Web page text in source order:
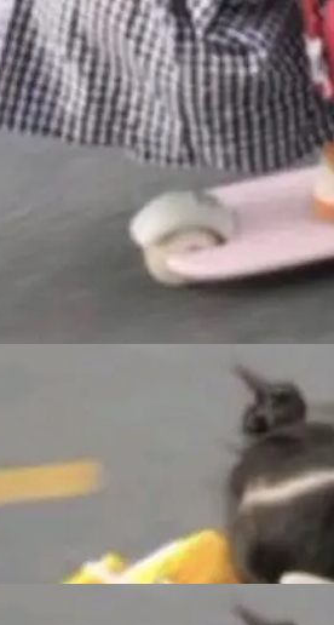
得靠"文档、校验、或
Rust 的 enum，两个
过，实际上它不一
重制版，我十年前的
这次它构建在 Cloudf
年时间搭建的平台
基本上是我十年秘密
的守护进程。 设
一个独立的 SQLite
到你自己的 S3 兼容
这个存储库协调——
议。每个对象自带一
分片构建，单个数据
设计层面就被消除
乎不占资源。当 cel
S3 恢复 SQLite 数据
化的唯一真相...
/AI榜：vivo夺
Galaxy Z系列
于存储等硬件成本暴
过啊，新机速度明显
。新机参数规格除开
Z Fold8 Ultra / Z
要么是中低端机器，
Note 17、REDMI No
么是vivo X300 E这
Ultra / Z Fold8 /
7月22日发布，且全
Galaxy，它们本该
项目——DeltaDB，一
一次编辑操作的版
Access 阶段。 De
landing page 最显
between com
之间写出来的。git
任何一次编辑：Delt
一次操作，...
达 183 亿美元
博客（VC 分
季度业绩报告，Spac
。 与亚马逊、Alpha
科技巨头相比，Spa
人瞩目。然而，支
现出截然不同的面
主要依托充沛的经
；Muse Spark
型。一句话概括：
dev.meta.ai/install.
目里自动规划、写
工具。 据介绍，Muse
用知识图谱校
拥有全局视野。整个
：建图 → 控制难度